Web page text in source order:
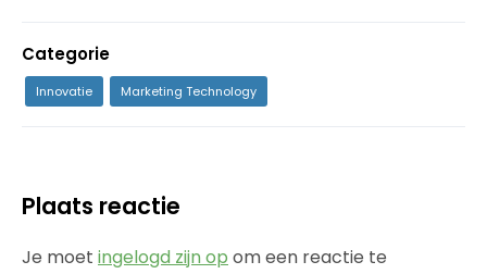
Categorie
Innovatie Marketing Technology
Plaats reactie
Je moet ingelogd zijn op om een reactie te